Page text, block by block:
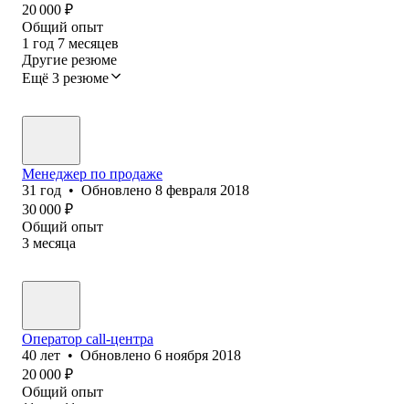
20 000 ₽
Общий опыт
1 год 7 месяцев
Другие резюме
Ещё 3 резюме
Менеджер по продаже
31 год • Обновлено 8 февраля 2018
30 000 ₽
Общий опыт
3 месяца
Оператор call-центра
40 лет • Обновлено 6 ноября 2018
20 000 ₽
Общий опыт